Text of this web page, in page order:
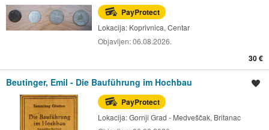
PayProtect
Lokacija: Koprivnica, Centar
Objavljen:06.08.2026.
30 €
Beutinger, Emil - Die Bauführung im Hochbau
PayProtect
Lokacija:Gornji Grad - Medveščak, Britanac